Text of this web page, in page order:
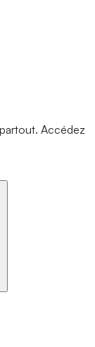
Accédez